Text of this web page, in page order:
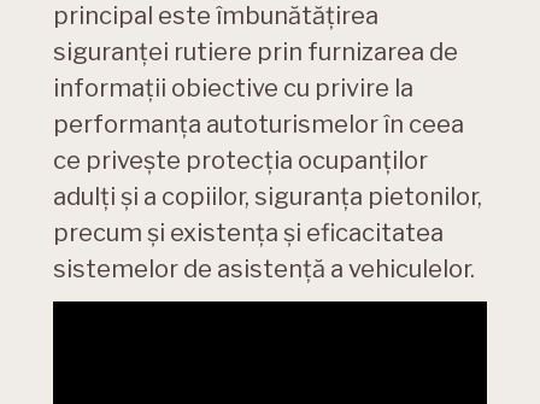
principal este îmbunătățirea
siguranței rutiere prin furnizarea de
informații obiective cu privire la
performanța autoturismelor în ceea
ce privește protecția ocupanților
adulți și a copiilor, siguranța pietonilor,
precum și existența și eficacitatea
sistemelor de asistență a vehiculelor.